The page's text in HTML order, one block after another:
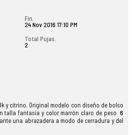
Fin.
24 Nov 2016 17:10 PM
Total Pujas.
2
y citrino. Original modelo con diseño de bolso
talla fantasía y color marrón claro de peso 6
una abrazadera a modo de cerradura y del